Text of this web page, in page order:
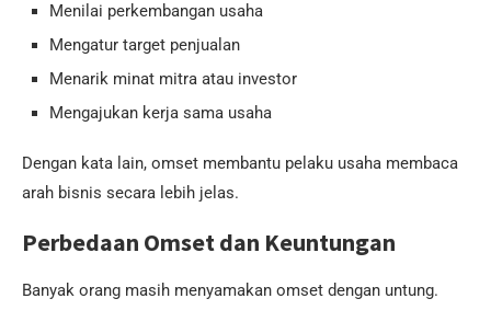
Menilai perkembangan usaha
Mengatur target penjualan
Menarik minat mitra atau investor
Mengajukan kerja sama usaha
Dengan kata lain, omset membantu pelaku usaha membaca
arah bisnis secara lebih jelas.
Perbedaan Omset dan Keuntungan
Banyak orang masih menyamakan omset dengan untung.